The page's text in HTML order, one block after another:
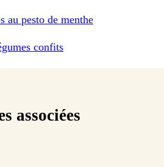
au pesto de menthe
confits
associées